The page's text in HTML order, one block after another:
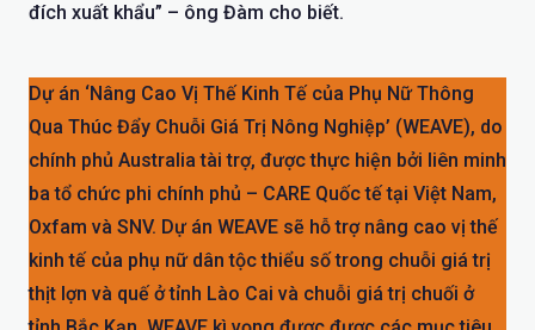
đích xuất khẩu” – ông Đàm cho biết.
Dự án ‘Nâng Cao Vị Thế Kinh Tế của Phụ Nữ Thông
Qua Thúc Đẩy Chuỗi Giá Trị Nông Nghiệp’ (WEAVE), do
chính phủ Australia tài trợ, được thực hiện bởi liên minh
ba tổ chức phi chính phủ – CARE Quốc tế tại Việt Nam,
Oxfam và SNV. Dự án WEAVE sẽ hỗ trợ nâng cao vị thế
kinh tế của phụ nữ dân tộc thiểu số trong chuỗi giá trị
thịt lợn và quế ở tỉnh Lào Cai và chuỗi giá trị chuối ở